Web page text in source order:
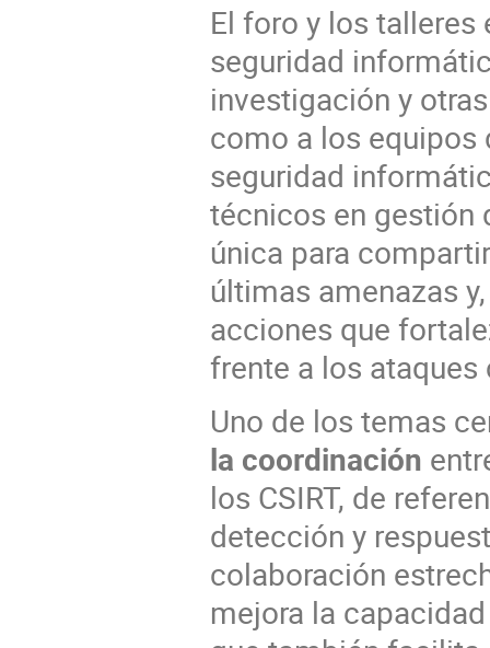
El foro y los
seguridad
investigación y
como a los equipos
seguridad
técnicos en gestión
única para
últimas amenazas
acciones que
frente a los
Uno de los temas
la coordinación
los CSIRT, de
detección y
colaboración
mejora la